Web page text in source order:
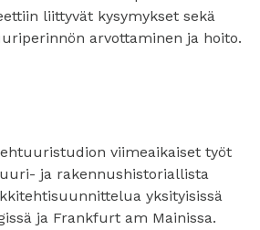
liittyvät kysymykset sekä
arvottaminen ja hoito.
viimeaikaiset työt
ja rakennushistoriallista
yksityisissä
ja Frankfurt am Mainissa.